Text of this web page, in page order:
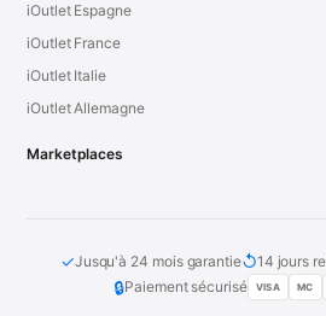
iOutlet Espagne
iOutlet France
iOutlet Italie
iOutlet Allemagne
Marketplaces
✓Jusqu'à 24 mois garantie↺14 jours
🔒Paiement sécurisé VISA MC